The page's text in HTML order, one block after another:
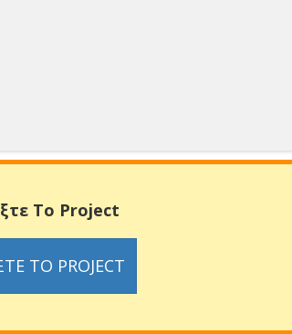
Το Project
ΤΟ PROJECT